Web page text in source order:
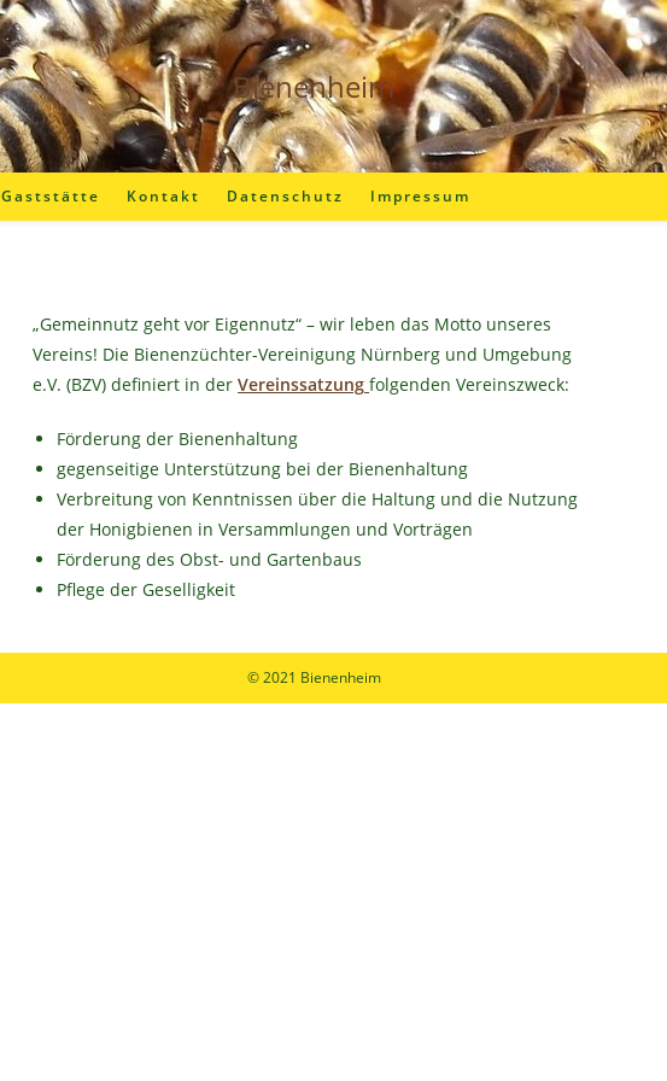
Bienenheim
Gaststätte Kontakt Datenschutz Impressum
„Gemeinnutz geht vor Eigennutz“ – wir leben das Motto unseres
Vereins! Die Bienenzüchter-Vereinigung Nürnberg und Umgebung
e.V. (BZV) definiert in der Vereinssatzung folgenden Vereinszweck:
Förderung der Bienenhaltung
gegenseitige Unterstützung bei der Bienenhaltung
Verbreitung von Kenntnissen über die Haltung und die Nutzung
der Honigbienen in Versammlungen und Vorträgen
Förderung des Obst- und Gartenbaus
Pflege der Geselligkeit
© 2021 Bienenheim